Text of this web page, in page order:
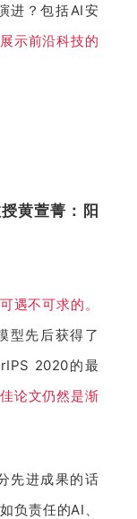
进？包括AI安
示前沿科技的
黄萱菁：阳
遇不可求的。
型先后获得了
2020的最
论文仍然是渐
先进成果的话
负责任的AI、